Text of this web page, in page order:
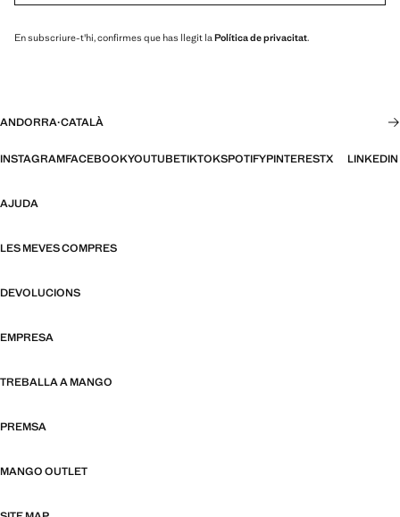
En subscriure-t'hi, confirmes que has llegit la Política de privacitat.
ANDORRA·CATALÀ
INSTAGRAMFACEBOOKYOUTUBETIKTOKSPOTIFYPINTERESTX LINKEDIN
AJUDA
LES MEVES COMPRES
DEVOLUCIONS
EMPRESA
TREBALLA A MANGO
PREMSA
MANGO OUTLET